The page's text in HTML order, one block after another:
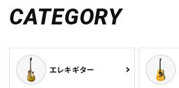
CATEGORY
エレキギター